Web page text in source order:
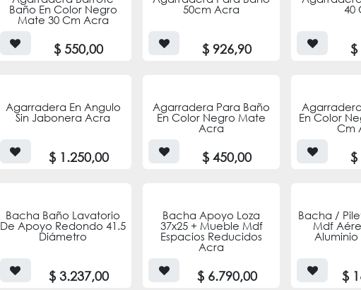
Baño En Color Negro
Mate 30 Cm Acra
$550,00
50cm Acra
$ 926,90
40
$
Agarradera En Angulo
Sin Jabonera Acra
$ 1.250,00
Agarradera Para Baño
En Color Negro Mate
Acra
$450,00
En Color
Cm
$
Bacha Baño Lavatorio
De Apoyo Redondo 41.5
Diámetro
$3.237,00
Bacha Apoyo Loza
37x25 + Mueble Mdf
Espacios Reducidos
Acra
$ 6.790,00
Bacha /
Mdf
$